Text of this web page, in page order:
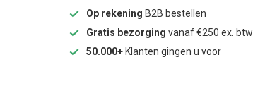
Op rekening B2B bestellen
Gratis bezorging vanaf €250 ex. btw
50.000+ Klanten gingen u voor